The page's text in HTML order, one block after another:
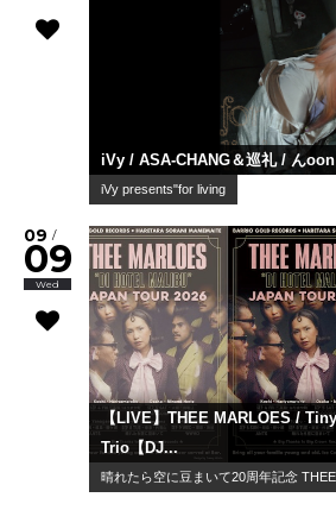
iVy / ASA-CHANG＆巡礼 / んoon
iVy presents"for living
09 /
09
Wed
【LIVE】THEE MARLOES /
Trio【DJ...
晴れたら空に豆まいて20周年記念 THEE